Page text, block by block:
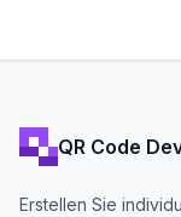
QR Code
Erstellen Sie